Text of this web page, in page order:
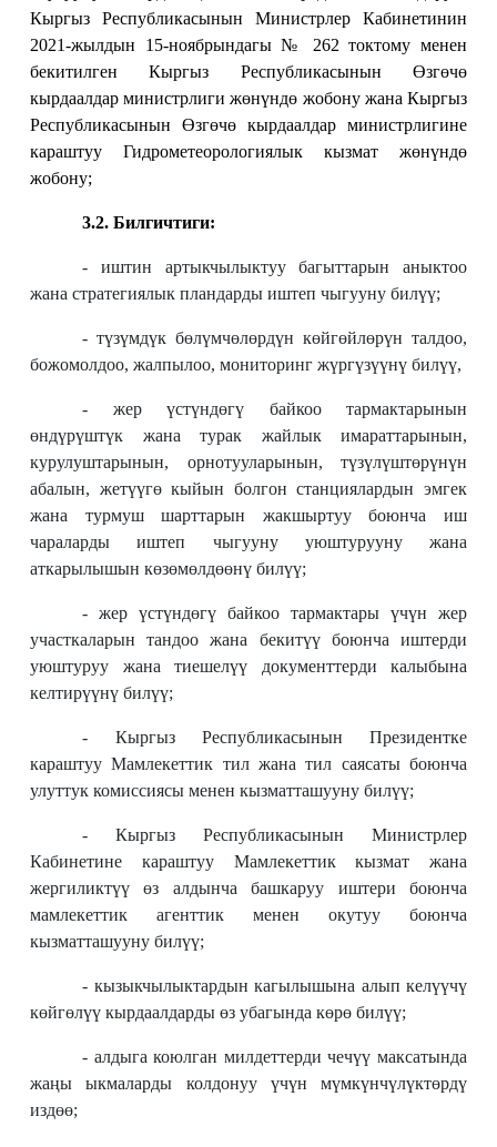
Кыргыз Республикасынын Министрлер Кабинетинин
2021-жылдын 15-ноябрындагы № 262 токтому менен
бекитилген Кыргыз Республикасынын Өзгөчө
кырдаалдар министрлиги жөнүндө жобону жана Кыргыз
Республикасынын Өзгөчө кырдаалдар министрлигине
караштуу Гидрометеорологиялык кызмат жөнүндө
жобону;
3.2. Билгичтиги:
- иштин артыкчылыктуу багыттарын аныктоо
жана стратегиялык пландарды иштеп чыгууну билүү;
- түзүмдүк бөлүмчөлөрдүн көйгөйлөрүн талдоо,
божомолдоо, жалпылоо, мониторинг жүргүзүүнү билүү,
- жер үстүндөгү байкоо тармактарынын
өндүрүштүк жана турак жайлык имараттарынын,
курулуштарынын, орнотууларынын, түзүлүштөрүнүн
абалын, жетүүгө кыйын болгон станциялардын эмгек
жана турмуш шарттарын жакшыртуу боюнча иш
чараларды иштеп чыгууну уюштурууну жана
аткарылышын көзөмөлдөөнү билүү;
- жер үстүндөгү байкоо тармактары үчүн жер
участкаларын тандоо жана бекитүү боюнча иштерди
уюштуруу жана тиешелүү документтерди калыбына
келтирүүнү билүү;
- Кыргыз Республикасынын Президентке
караштуу Мамлекеттик тил жана тил саясаты боюнча
улуттук комиссиясы менен кызматташууну билүү;
- Кыргыз Республикасынын Министрлер
Кабинетине караштуу Мамлекеттик кызмат жана
жергиликтүү өз алдынча башкаруу иштери боюнча
мамлекеттик агенттик менен окутуу боюнча
кызматташууну билүү;
- кызыкчылыктардын кагылышына алып келүүчү
көйгөлүү кырдаалдарды өз убагында көрө билүү;
- алдыга коюлган милдеттерди чечүү максатында
жаңы ыкмаларды колдонуу үчүн мүмкүнчүлүктөрдү
издөө;